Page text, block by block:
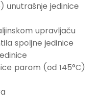
unutrašnje jedinice
upravljaču
spoljne jedinice
parom (od 145°C)